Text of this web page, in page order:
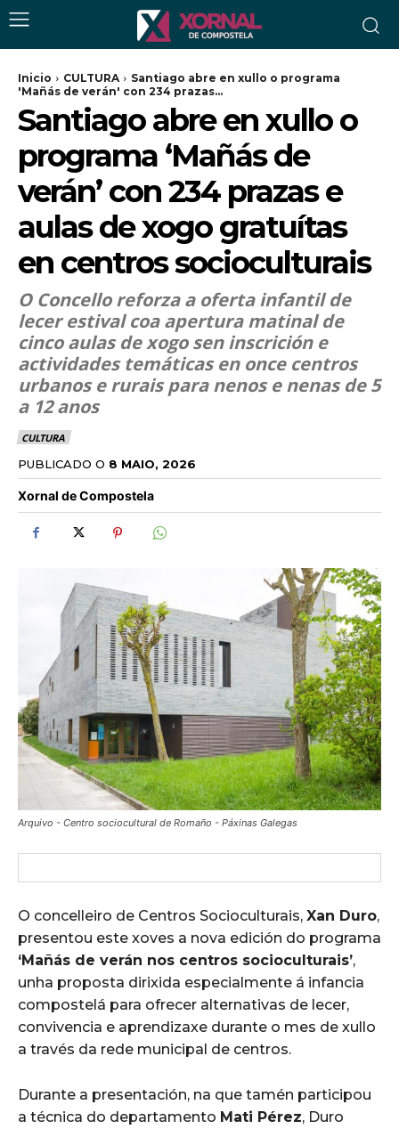
Inicio CULTURA
Santiago abre en xullo o programa
'Mañás de verán' con 234 prazas...
Santiago abre en xullo o
programa ‘Mañás de
verán’ con 234 prazas e
aulas de xogo gratuítas
en centros socioculturais
O Concello reforza a oferta infantil de
lecer estival coa apertura matinal de
cinco aulas de xogo sen inscrición e
actividades temáticas en once centros
urbanos e rurais para nenos e nenas de 5
a 12 anos
CULTURA
PUBLICADO O 8 MAIO, 2026
Xornal de Compostela
Arquivo - Centro sociocultural de Romaño - Páxinas Galegas
O concelleiro de Centros Socioculturais, Xan Duro,
presentou este xoves a nova edición do programa
‘Mañás de verán nos centros socioculturais’,
unha proposta dirixida especialmente á infancia
compostelá para ofrecer alternativas de lecer,
convivencia e aprendizaxe durante o mes de xullo
a través da rede municipal de centros.
Durante a presentación, na que tamén participou
a técnica do departamento Mati Pérez, Duro